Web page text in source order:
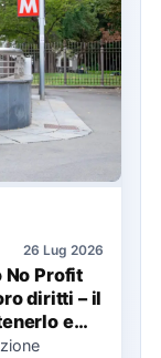
26 Lug 2026
No Profit
diritti – il
e